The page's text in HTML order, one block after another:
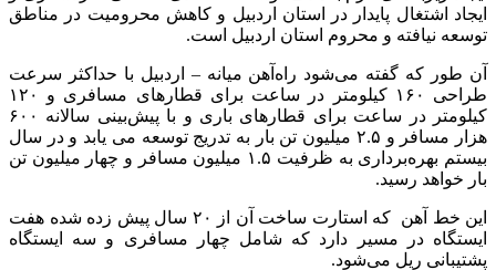
ایجاد اشتغال پایدار در استان اردبیل و کاهش محرومیت در مناطق
توسعه نیافته و محروم استان اردبیل است.
آن طور که گفته می‌شود راه‌آهن میانه – اردبیل با حداکثر سرعت
طراحی ۱۶۰ کیلومتر در ساعت برای قطارهای مسافری و ۱۲۰
کیلومتر در ساعت برای قطارهای باری و با پیش‌بینی سالانه ۶۰۰
هزار مسافر و ۲.۵ میلیون تن بار به تدریج توسعه می یابد و در سال
بیستم بهره‌برداری به ظرفیت ۱.۵ میلیون مسافر و چهار میلیون تن
بار خواهد رسید.
این خط آهن که استارت ساخت آن از ۲۰ سال پیش زده شده هفت
ایستگاه در مسیر دارد که شامل چهار مسافری و سه ایستگاه
پشتیبانی ریل می‌شود.